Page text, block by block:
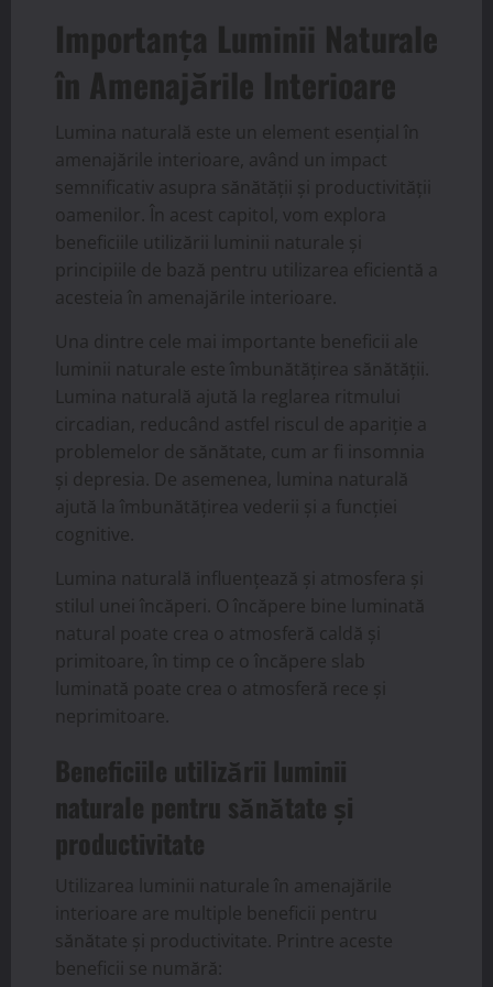
Importanța Luminii Naturale
în Amenajările Interioare
Lumina naturală este un element esențial în
amenajările interioare, având un impact
semnificativ asupra sănătății și productivității
oamenilor. În acest capitol, vom explora
beneficiile utilizării luminii naturale și
principiile de bază pentru utilizarea eficientă a
acesteia în amenajările interioare.
Una dintre cele mai importante beneficii ale
luminii naturale este îmbunătățirea sănătății.
Lumina naturală ajută la reglarea ritmului
circadian, reducând astfel riscul de apariție a
problemelor de sănătate, cum ar fi insomnia
și depresia. De asemenea, lumina naturală
ajută la îmbunătățirea vederii și a funcției
cognitive.
Lumina naturală influențează și atmosfera și
stilul unei încăperi. O încăpere bine luminată
natural poate crea o atmosferă caldă și
primitoare, în timp ce o încăpere slab
luminată poate crea o atmosferă rece și
neprimitoare.
Beneficiile utilizării luminii
naturale pentru sănătate și
productivitate
Utilizarea luminii naturale în amenajările
interioare are multiple beneficii pentru
sănătate și productivitate. Printre aceste
beneficii se numără: